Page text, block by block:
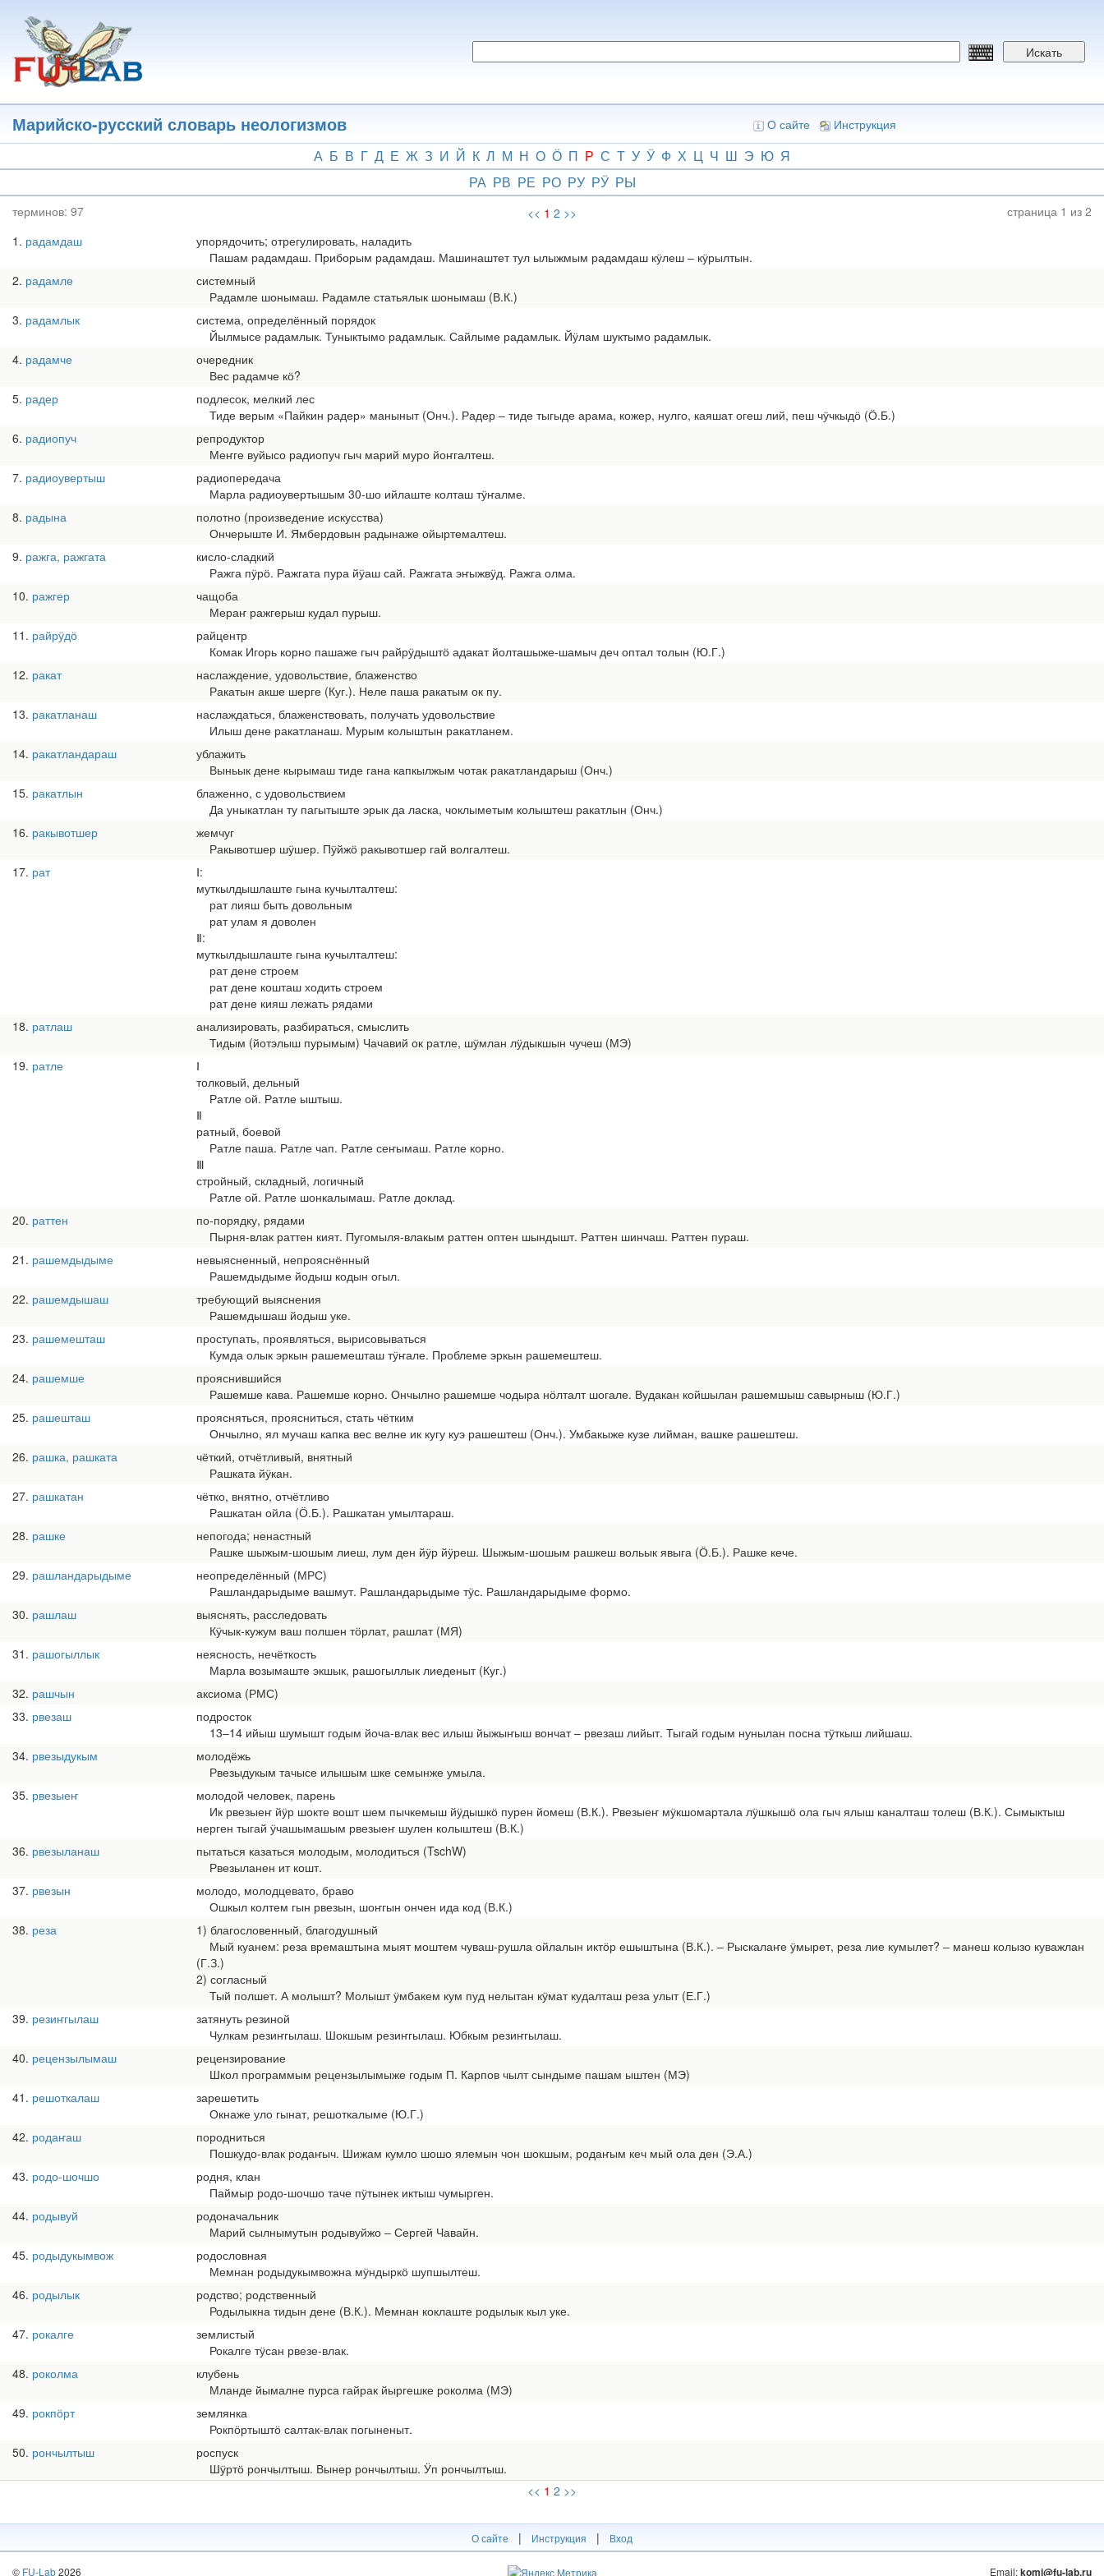
основному
содержанию
Искать
Марийско-русский словарь неологизмов О сайте Инструкция
А Б В Г Д Е Ж З И Й К Л М Н О Ӧ П Р С Т У Ӱ Ф Х Ц Ч Ш Э Ю Я
РА РВ РЕ РО РУ РӰ РЫ
терминов: 97 << 1 2 >>
страница 1 из 2
1 радамдаш
упорядочить; отрегулировать, наладить
Пашам радамдаш. Приборым радамдаш. Машинаштет тул ылыжмым радамдаш кӱлеш ‒ кӱрылтын.
2 радамле
системный
Радамле шонымаш. Радамле статьялык шонымаш (В.К.)
3 радамлык
система, определённый порядок
Йылмысе радамлык. Туныктымо радамлык. Сайлыме радамлык. Йӱлам шуктымо радамлык.
4 радамче
очередник
Вес радамче кӧ?
5 радер
подлесок, мелкий лес
Тиде верым «Пайкин радер» маныныт (Онч.). Радер ‒ тиде тыгыде арама, кожер, нулго, каяшат огеш лий, пеш чӱчкыдӧ (Ӧ.Б.)
6 радиопуч
репродуктор
Меҥге вуйысо радиопуч гыч марий муро йоҥгалтеш.
7 радиоувертыш
радиопередача
Марла радиоувертышым 30-шо ийлаште колташ тӱҥалме.
8 радына
полотно (произведение искусства)
Ончерыште И. Ямбердовын радынаже ойыртемалтеш.
9 ражга, ражгата
кисло-сладкий
Ражга пӱрӧ. Ражгата пура йӱаш сай. Ражгата эҥыжвӱд. Ражга олма.
10 ражгер
чащоба
Мераҥ ражгерыш кудал пурыш.
11 райрӱдӧ
райцентр
Комак Игорь корно пашаже гыч райрӱдыштӧ адакат йолташыже-шамыч деч оптал толын (Ю.Г.)
12 ракат
наслаждение, удовольствие, блаженство
Ракатын акше шерге (Куг.). Неле паша ракатым ок пу.
13 ракатланаш
наслаждаться, блаженствовать, получать удовольствие
Илыш дене ракатланаш. Мурым колыштын ракатланем.
14 ракатландараш
ублажить
Выньык дене кырымаш тиде гана капкылжым чотак ракатландарыш (Онч.)
15 ракатлын
блаженно, с удовольствием
Да уныкатлан ту пагытыште эрык да ласка, чоклыметым колыштеш ракатлын (Онч.)
16 ракывотшер
жемчуг
Ракывотшер шӱшер. Пӱйжӧ ракывотшер гай волгалтеш.
17 рат
Ⅰ:
муткылдышлаште гына кучылталтеш:
рат лияш быть довольным
рат улам я доволен
Ⅱ:
муткылдышлаште гына кучылталтеш:
рат дене строем
рат дене кошташ ходить строем
рат дене кияш лежать рядами
18 ратлаш
анализировать, разбираться, смыслить
Тидым (йотэлыш пурымым) Чачавий ок ратле, шӱмлан лӱдыкшын чучеш (МЭ)
19 ратле
Ⅰ
толковый, дельный
Ратле ой. Ратле ыштыш.
Ⅱ
ратный, боевой
Ратле паша. Ратле чап. Ратле сеҥымаш. Ратле корно.
Ⅲ
стройный, складный, логичный
Ратле ой. Ратле шонкалымаш. Ратле доклад.
20 раттен
по-порядку, рядами
Пырня-влак раттен кият. Пугомыля-влакым раттен оптен шындышт. Раттен шинчаш. Раттен пураш.
21 рашемдыдыме
невыясненный, непрояснённый
Рашемдыдыме йодыш кодын огыл.
22 рашемдышаш
требующий выяснения
Рашемдышаш йодыш уке.
23 рашемешташ
проступать, проявляться, вырисовываться
Кумда олык эркын рашемешташ тӱҥале. Проблеме эркын рашемештеш.
24 рашемше
прояснившийся
Рашемше кава. Рашемше корно. Ончылно рашемше чодыра нӧлталт шогале. Вудакан койшылан рашемшыш савырныш (Ю.Г.)
25 рашешташ
проясняться, проясниться, стать чётким
Ончылно, ял мучаш капка вес велне ик кугу куэ рашештеш (Онч.). Умбакыже кузе лийман, вашке рашештеш.
26 рашка, рашката
чёткий, отчётливый, внятный
Рашката йӱкан.
27 рашкатан
чётко, внятно, отчётливо
Рашкатан ойла (Ӧ.Б.). Рашкатан умылтараш.
28 рашке
непогода; ненастный
Рашке шыжым-шошым лиеш, лум ден йӱр йӱреш. Шыжым-шошым рашкеш вольык явыга (Ӧ.Б.). Рашке кече.
29 рашландарыдыме
неопределённый (МРС)
Рашландарыдыме вашмут. Рашландарыдыме тӱс. Рашландарыдыме формо.
30 рашлаш
выяснять, расследовать
Кӱчык-кужум ваш полшен тӧрлат, рашлат (МЯ)
31 рашогыллык
неясность, нечёткость
Марла возымаште экшык, рашогыллык лиеденыт (Куг.)
32 рашчын
аксиома (РМС)
33 рвезаш
подросток
13‒14 ийыш шумышт годым йоча-влак вес илыш йыжыҥыш вончат ‒ рвезаш лийыт. Тыгай годым нунылан посна тӱткыш лийшаш.
34 рвезыдукым
молодёжь
Рвезыдукым тачысе илышым шке семынже умыла.
35 рвезыеҥ
молодой человек, парень
Ик рвезыеҥ йӱр шокте вошт шем пычкемыш йӱдышкӧ пурен йомеш (В.К.). Рвезыеҥ мӱкшомартала лӱшкышӧ ола гыч ялыш каналташ толеш (В.К.). Сымыктыш
нерген тыгай ӱчашымашым рвезыеҥ шулен колыштеш (В.К.)
36 рвезыланаш
пытаться казаться молодым, молодиться (TschW)
Рвезыланен ит кошт.
37 рвезын
молодо, молодцевато, браво
Ошкыл колтем гын рвезын, шоҥгын ончен ида код (В.К.)
38 реза
1) благословенный, благодушный
Мый куанем: реза времаштына мыят моштем чуваш-рушла ойлалын иктӧр ешыштына (В.К.). ‒ Рыскалаҥе ӱмырет, реза лие кумылет? ‒ манеш колызо куважлан
(Г.З.)
2) согласный
Тый полшет. А молышт? Молышт ӱмбакем кум пуд нелытан кӱмат кудалташ реза улыт (Е.Г.)
39 резиҥгылаш
затянуть резиной
Чулкам резиҥгылаш. Шокшым резиҥгылаш. Юбкым резиҥгылаш.
40 рецензылымаш
рецензирование
Школ программым рецензылымыже годым П. Карпов чылт сындыме пашам ыштен (МЭ)
41 решоткалаш
зарешетить
Окнаже уло гынат, решоткалыме (Ю.Г.)
42 родаҥаш
породниться
Пошкудо-влак родаҥыч. Шижам кумло шошо ялемын чон шокшым, родаҥым кеч мый ола ден (Э.А.)
43 родо-шочшо
родня, клан
Паймыр родо-шочшо таче пӱтынек иктыш чумырген.
44 родывуй
родоначальник
Марий сылнымутын родывуйжо ‒ Сергей Чавайн.
45 родыдукымвож
родословная
Мемнан родыдукымвожна мӱндыркӧ шупшылтеш.
46 родылык
родство; родственный
Родылыкна тидын дене (В.К.). Мемнан коклаште родылык кыл уке.
47 рокалге
землистый
Рокалге тӱсан рвезе-влак.
48 роколма
клубень
Мланде йымалне пурса гайрак йыргешке роколма (МЭ)
49 рокпӧрт
землянка
Рокпӧртыштӧ салтак-влак погыненыт.
50 рончылтыш
роспуск
Шӱртӧ рончылтыш. Вынер рончылтыш. Ӱп рончылтыш.
<< 1 2 >>
О сайте | Инструкция | Вход
© FU-Lab2026 Email:komi@fu-lab.ru